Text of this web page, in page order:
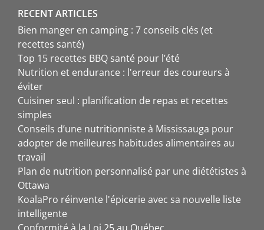
RECENT ARTICLES
Bien manger en camping : 7 conseils clés (et
recettes santé)
Top 15 recettes BBQ santé pour l’été
Nutrition et endurance : l'erreur des coureurs à
éviter
Cuisiner seul : planification de repas et recettes
simples
Conseils d’une nutritionniste à Mississauga pour
adopter de meilleures habitudes alimentaires au
travail
Plan de nutrition personnalisé par une diététistes à
Ottawa
KoalaPro réinvente l'épicerie avec sa nouvelle liste
intelligente